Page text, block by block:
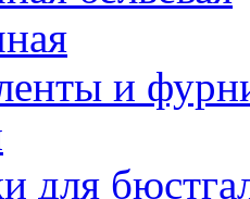
и
для